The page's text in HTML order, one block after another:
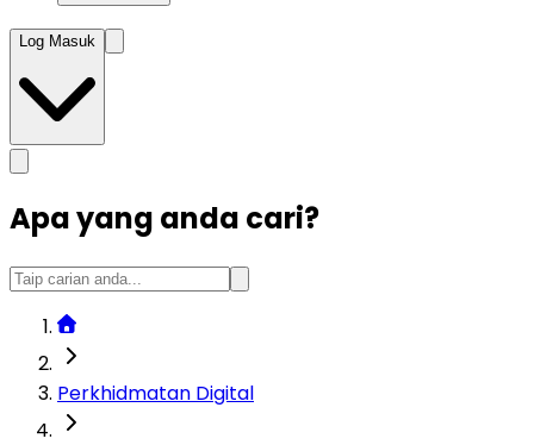
Log Masuk
Apa yang anda cari?
Perkhidmatan Digital